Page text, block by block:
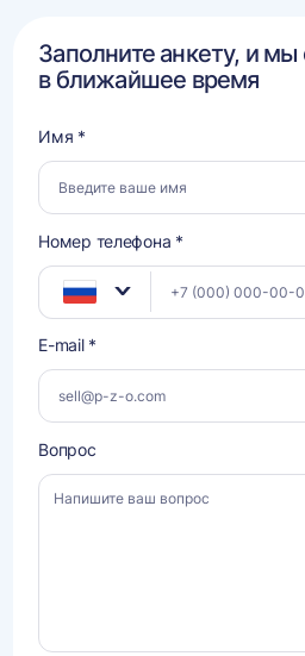
Заполните анкету, и
в ближайшее время
Имя *
Номер телефона *
E-mail *
Вопрос